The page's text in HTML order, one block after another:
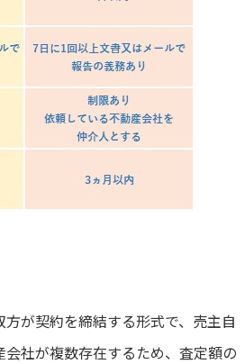
が契約を締結する形式で、売主自
社が複数存在するため、査定額の